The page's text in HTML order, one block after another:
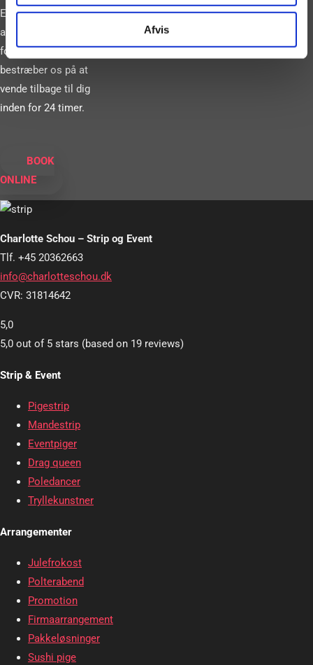
Afvis
Eller book vores
artister gennem vores
formular. Vi
bestræber os på at
vende tilbage til dig
inden for 24 timer.
BOOK
ONLINE
Charlotte Schou – Strip og Event
Tlf. +45 20362663
info@charlotteschou.dk
CVR: 31814642
5,0
5,0 out of 5 stars (based on 19 reviews)
Strip & Event
Pigestrip
Mandestrip
Eventpiger
Drag queen
Poledancer
Tryllekunstner
Arrangementer
Julefrokost
Polterabend
Promotion
Firmaarrangement
Pakkeløsninger
Sushi pige